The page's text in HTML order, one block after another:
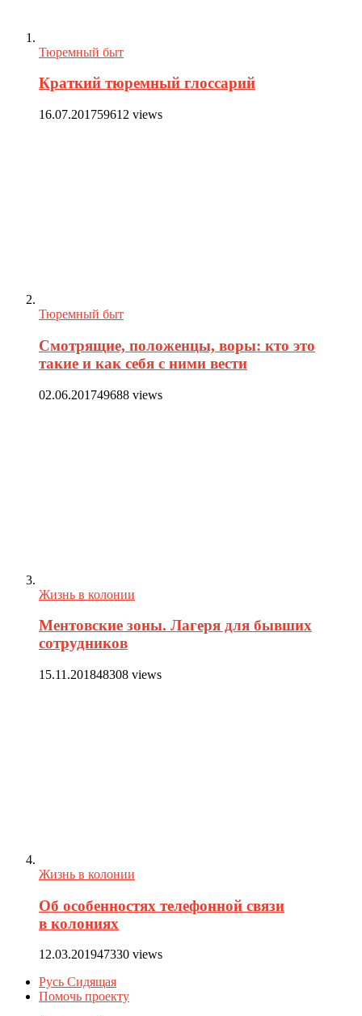
Тюремный быт
Краткий тюремный глоссарий
16.07.201759612 views
Тюремный быт
Смотрящие, положенцы, воры: кто это
такие и как себя с ними вести
02.06.201749688 views
Жизнь в колонии
Ментовские зоны. Лагеря для бывших
сотрудников
15.11.201848308 views
Жизнь в колонии
Об особенностях телефонной связи
в колониях
12.03.201947330 views
Русь Сидящая
Помочь проекту